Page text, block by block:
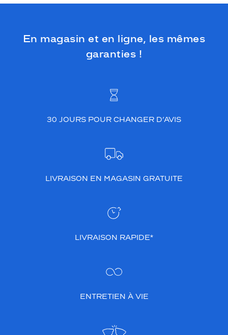
En magasin et en ligne, les mêmes
garanties !
30 JOURS POUR CHANGER D’AVIS
LIVRAISON EN MAGASIN GRATUITE
LIVRAISON RAPIDE*
ENTRETIEN À VIE